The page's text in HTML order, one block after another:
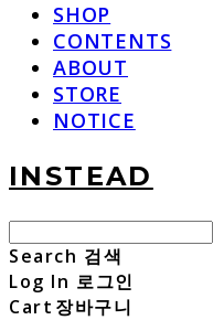
SHOP
CONTENTS
ABOUT
STORE
NOTICE
INSTEAD
Search 검색
Log In 로그인
Cart 장바구니